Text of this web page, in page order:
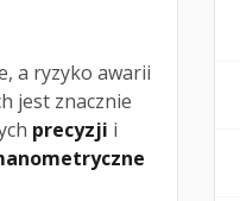
a ryzyko awarii
jest znacznie
precyzji i